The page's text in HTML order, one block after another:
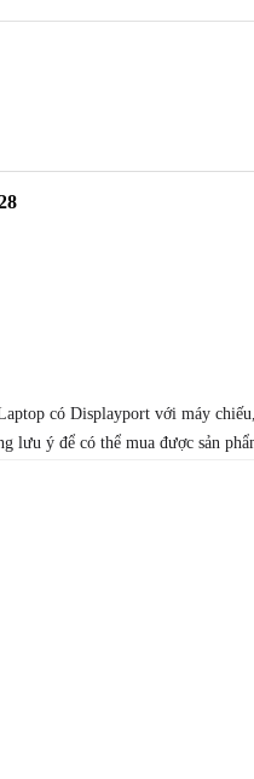
có Displayport với máy
lưu ý để có thể mua được sản